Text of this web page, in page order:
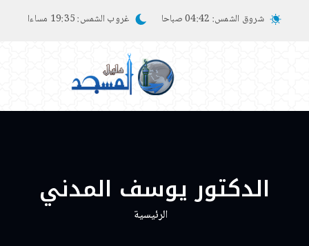
شروق الشمس: 04:42 صباحا غروب الشمس:19:35 مساءا
الدكتور يوسف المدني
الرئيسية